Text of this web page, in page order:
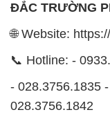
ĐẮC TRƯỜNG
🌐 Website:
📞 Hotline: -
- 028.3756.1835
028.3756.1842